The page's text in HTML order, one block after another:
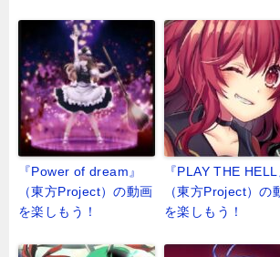
『Power of dream』
（東方Project）の動画
を楽しもう！
『PLAY THE HELL
（東方Project）の
を楽しもう！